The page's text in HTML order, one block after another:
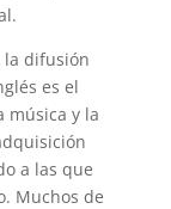
la difusión
es el
música y la
a las que
Muchos de